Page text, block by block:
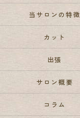
当サロンの特徴
カット
出張
サロン概要
コラム